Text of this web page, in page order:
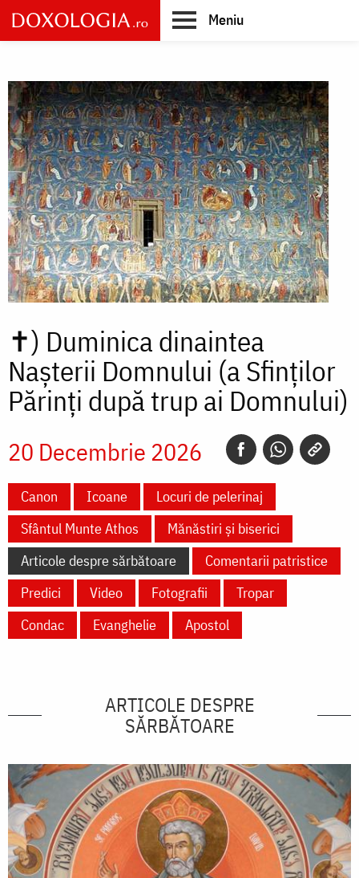
Skip
to
main
Meniu
✝) Duminica dinaintea
Nașterii Domnului (a Sfinților
Părinți după trup ai Domnului)
20 Decembrie 2026
Canon Icoane
Locuri de pelerinaj
Sfântul Munte Athos
Mănăstiri și biserici
Articole despre sărbătoare
Comentarii patristice
Predici
Video Fotografii
Tropar
Condac
Evanghelie Apostol
ARTICOLE DESPRE
SĂRBĂTOARE